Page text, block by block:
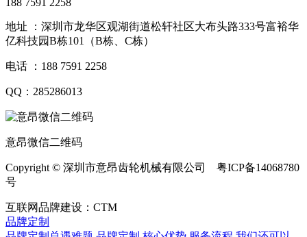
188 7591 2258
地址 ：深圳市龙华区观湖街道松轩社区大布头路333号富裕华
亿科技园B栋101（B栋、C栋）
电话 ：188 7591 2258
QQ：285286013
意昂微信二维码
Copyright © 深圳市意昂齿轮机械有限公司 粤ICP备14068780
号
互联网品牌建设：CTM
品牌定制